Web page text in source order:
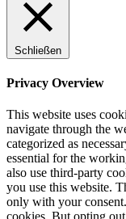
Schließen
Privacy Overview
This website uses
navigate through the
categorized as
essential for the
also use third-party
you use this website.
only with your